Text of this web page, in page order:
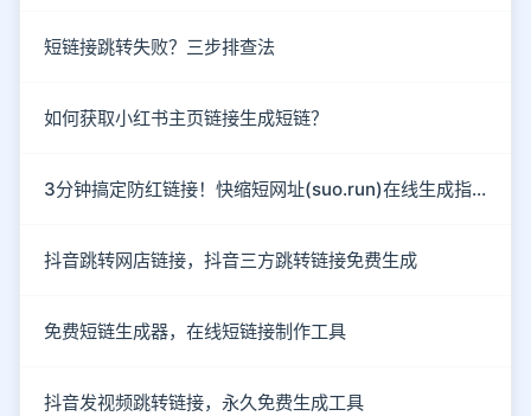
短链接跳转失败？三步排查法
如何获取小红书主页链接生成短链？
3分钟搞定防红链接！快缩短网址(suo.run)在线生成指南
抖音跳转网店链接，抖音三方跳转链接免费生成
免费短链生成器，在线短链接制作工具
抖音发视频跳转链接，永久免费生成工具